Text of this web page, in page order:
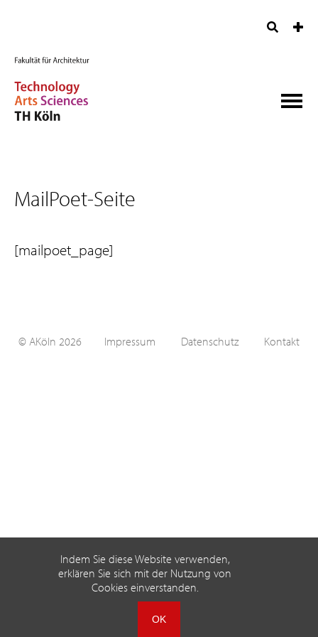
Indem Sie diese Website verwenden,
erklären Sie sich mit der Nutzung von
Cookies einverstanden.
OK
MailPoet-Seite
[mailpoet_page]
© AKöln 2026 Impressum Datenschutz Kontakt